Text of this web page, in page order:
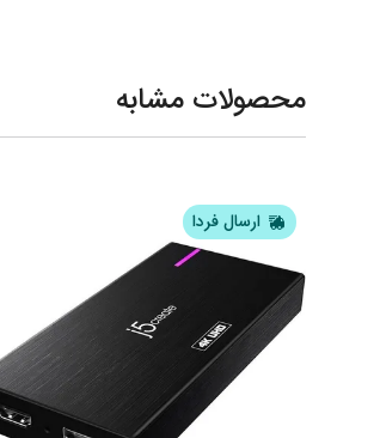
محصولات مشابه
ارسال فردا